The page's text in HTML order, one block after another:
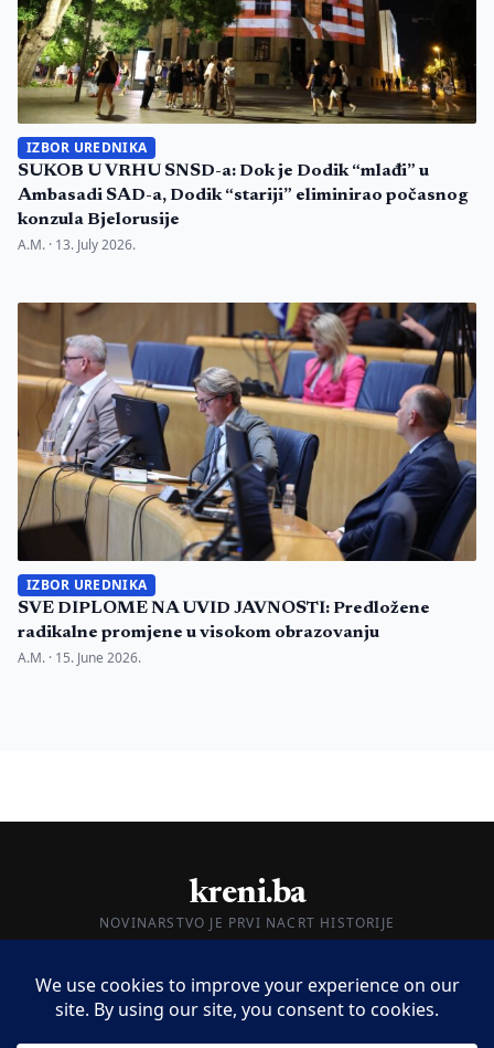
IZBOR UREDNIKA
SUKOB U VRHU SNSD-a: Dok je Dodik “mlađi” u
Ambasadi SAD-a, Dodik “stariji” eliminirao počasnog
konzula Bjelorusije
A.M. · 13. July 2026.
IZBOR UREDNIKA
SVE DIPLOME NA UVID JAVNOSTI: Predložene
radikalne promjene u visokom obrazovanju
A.M. · 15. June 2026.
kreni.ba
NOVINARSTVO JE PRVI NACRT HISTORIJE